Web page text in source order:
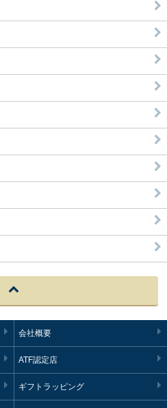
会社概要
ATF認定店
ギフトラッピング